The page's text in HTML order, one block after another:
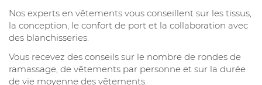
Nos experts en vêtements vous conseillent sur les tissus,
la conception, le confort de port et la collaboration avec
des blanchisseries.
Vous recevez des conseils sur le nombre de rondes de
ramassage, de vêtements par personne et sur la durée
de vie moyenne des vêtements.